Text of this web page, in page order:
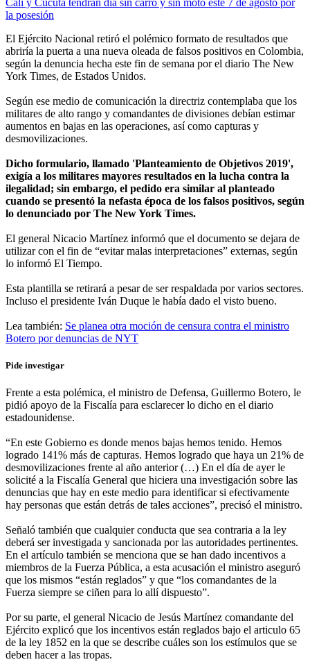
Cali y Cúcuta tendrán día sin carro y sin moto este 7 de agosto por
la posesión
El Ejército Nacional retiró el polémico formato de resultados que
abriría la puerta a una nueva oleada de falsos positivos en Colombia,
según la denuncia hecha este fin de semana por el diario The New
York Times, de Estados Unidos.
Según ese medio de comunicación la directriz contemplaba que los
militares de alto rango y comandantes de divisiones debían estimar
aumentos en bajas en las operaciones, así como capturas y
desmovilizaciones.
Dicho formulario, llamado 'Planteamiento de Objetivos 2019',
exigía a los militares mayores resultados en la lucha contra la
ilegalidad; sin embargo, el pedido era similar al planteado
cuando se presentó la nefasta época de los falsos positivos, según
lo denunciado por The New York Times.
El general Nicacio Martínez informó que el documento se dejara de
utilizar con el fin de “evitar malas interpretaciones” externas, según
lo informó El Tiempo.
Esta plantilla se retirará a pesar de ser respaldada por varios sectores.
Incluso el presidente Iván Duque le había dado el visto bueno.
Lea también: Se planea otra moción de censura contra el ministro
Botero por denuncias de NYT
Pide investigar
Frente a esta polémica, el ministro de Defensa, Guillermo Botero, le
pidió apoyo de la Fiscalía para esclarecer lo dicho en el diario
estadounidense.
“En este Gobierno es donde menos bajas hemos tenido. Hemos
logrado 141% más de capturas. Hemos logrado que haya un 21% de
desmovilizaciones frente al año anterior (…) En el día de ayer le
solicité a la Fiscalía General que hiciera una investigación sobre las
denuncias que hay en este medio para identificar si efectivamente
hay personas que están detrás de tales acciones”, precisó el ministro.
Señaló también que cualquier conducta que sea contraria a la ley
deberá ser investigada y sancionada por las autoridades pertinentes.
En el artículo también se menciona que se han dado incentivos a
miembros de la Fuerza Pública, a esta acusación el ministro aseguró
que los mismos “están reglados” y que “los comandantes de la
Fuerza siempre se ciñen para lo allí dispuesto”.
Por su parte, el general Nicacio de Jesús Martínez comandante del
Ejército explicó que los incentivos están reglados bajo el articulo 65
de la ley 1852 en la que se describe cuáles son los estímulos que se
deben hacer a las tropas.